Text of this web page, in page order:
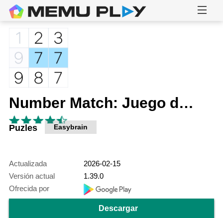
Number Match: Juego de números
Puzles Easybrain
Actualizada
2026-02-15
Versión actual
1.39.0
Ofrecida por
Descargar